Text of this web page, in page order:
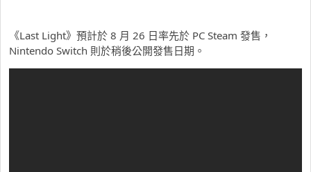
《Last Light》預計於 8 月 26 日率先於 PC Steam 發售，
Nintendo Switch 則於稍後公開發售日期。